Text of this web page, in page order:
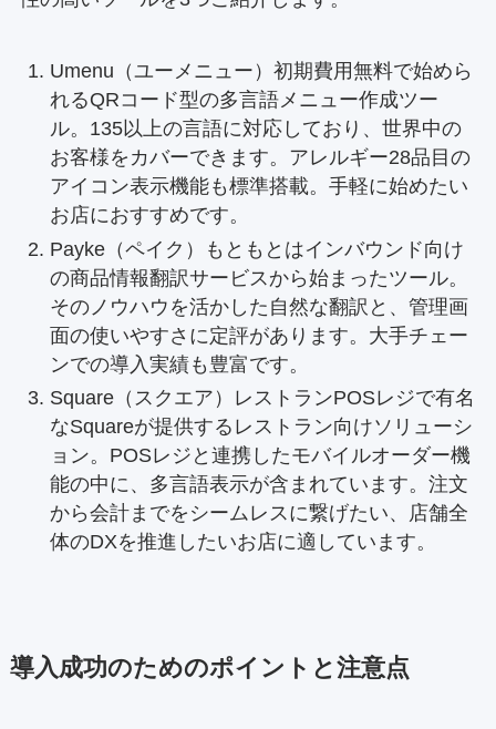
Umenu（ユーメニュー）初期費用無料で始めら
れるQRコード型の多言語メニュー作成ツー
ル。135以上の言語に対応しており、世界中の
お客様をカバーできます。アレルギー28品目の
アイコン表示機能も標準搭載。手軽に始めたい
お店におすすめです。
Payke（ペイク）もともとはインバウンド向け
の商品情報翻訳サービスから始まったツール。
そのノウハウを活かした自然な翻訳と、管理画
面の使いやすさに定評があります。大手チェー
ンでの導入実績も豊富です。
Square（スクエア）レストランPOSレジで有名
なSquareが提供するレストラン向けソリューシ
ョン。POSレジと連携したモバイルオーダー機
能の中に、多言語表示が含まれています。注文
から会計までをシームレスに繋げたい、店舗全
体のDXを推進したいお店に適しています。
導入成功のためのポイントと注意点